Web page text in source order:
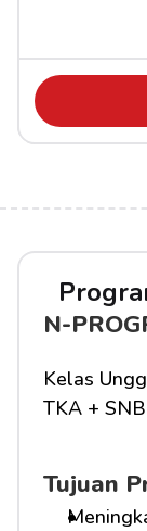
N-
Kelas
TKA +
Tujuan